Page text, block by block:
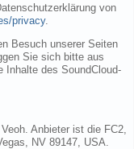
von
privacy.
Besuch unserer Seiten
Sie sich bitte aus
Inhalte des SoundCloud-
Anbieter ist die FC2,
NV 89147, USA.